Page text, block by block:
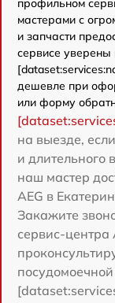
профильном
мастерами с
и запчасти
сервисе уверены
дешевле при
или форму
на выезде,
и длительного
наш мастер
AEG в
Закажите
сервис-центра